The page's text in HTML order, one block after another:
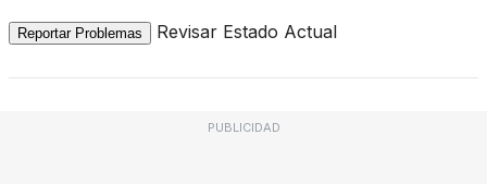
Reportar Problemas Revisar Estado Actual
PUBLICIDAD